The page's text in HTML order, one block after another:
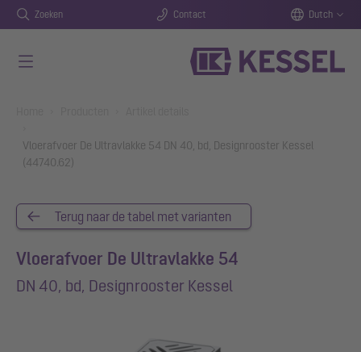
Zoeken Contact Dutch
Vloerafvoer De Ultravlakke 54 DN 40, bd, Designrooster Kessel
(44740.62)
Terug naar de tabel met varianten
Vloerafvoer De Ultravlakke 54
DN 40, bd, Designrooster Kessel